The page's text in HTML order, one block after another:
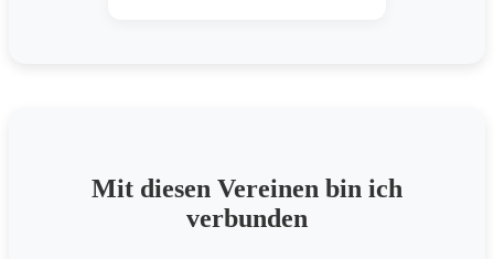
Mit diesen Vereinen bin ich
verbunden